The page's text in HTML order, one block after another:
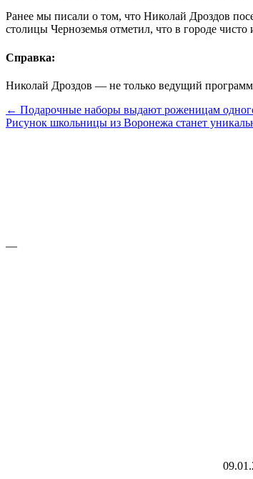
Ранее мы писали о том, что Николай Дроздов
столицы Черноземья отметил, что в городе чисто
Справка:
Николай Дроздов — не только ведущий
← Подарочные наборы выдают роженицам
Рисунок школьницы из Воронежа станет
—